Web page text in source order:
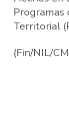
Territorial
(Fin/NIL/